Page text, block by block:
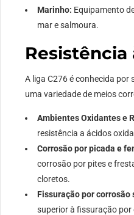
Marinho: Equipamento
mar e salmoura.
Resistência
A liga C276 é conhecida por
uma variedade de meios
Ambientes Oxidantes e
resistência a ácidos
Corrosão por picada e
corrosão por pites e
cloretos.
Fissuração por corrosão
superior à fissuração